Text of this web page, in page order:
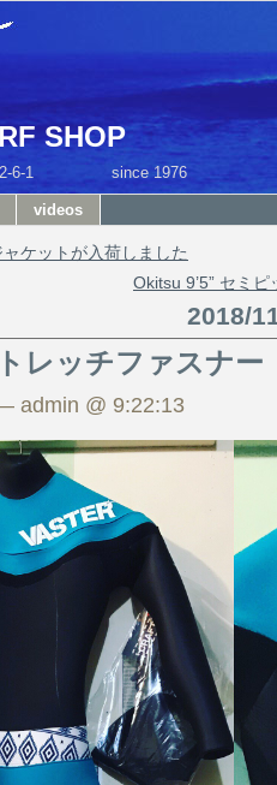
SHOP
区六浦2-6-1 since
videos
ケットが入荷しました
Okitsu 9’5” セミ
2018/
レッチファスナー
admin @ 9:22:13